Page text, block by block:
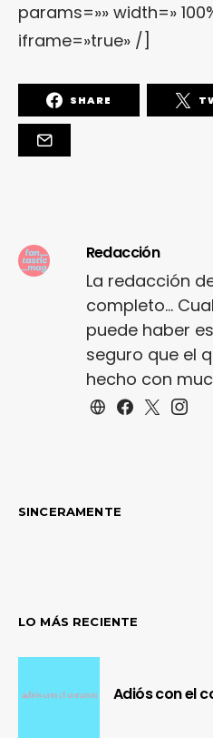
params=»» width=»
iframe=»true» /]
SHARE
Redacción
La redacción
completo...
puede haber
seguro que el
hecho con
SINCERAMENTE
LO MÁS RECIENTE
Adiós con el